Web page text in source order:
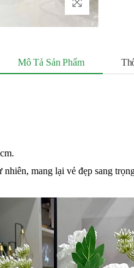
Mô Tả Sản Phẩm
mang lại vẻ đẹp sang